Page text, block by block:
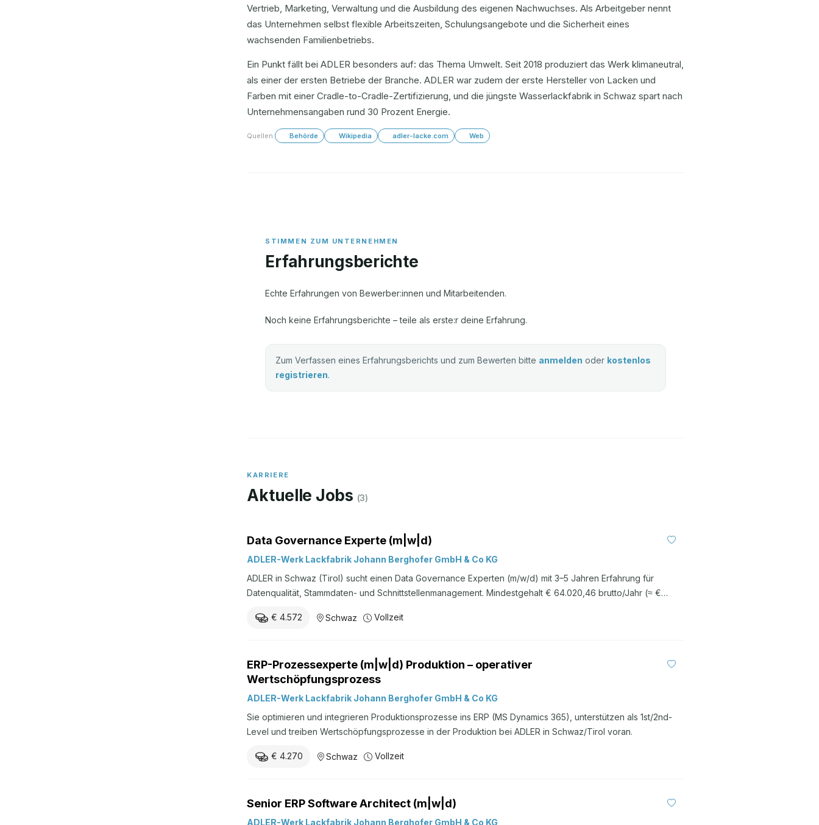
Vertrieb, Marketing, Verwaltung und die Ausbildung des eigenen Nachwuchses. Als Arbeitgeber nennt
das Unternehmen selbst flexible Arbeitszeiten, Schulungsangebote und die Sicherheit eines
wachsenden Familienbetriebs.
Ein Punkt fällt bei ADLER besonders auf: das Thema Umwelt. Seit 2018 produziert das Werk klimaneutral,
als einer der ersten Betriebe der Branche. ADLER war zudem der erste Hersteller von Lacken und
Farben mit einer Cradle-to-Cradle-Zertifizierung, und die jüngste Wasserlackfabrik in Schwaz spart nach
Unternehmensangaben rund 30 Prozent Energie.
Quellen: Behörde Wikipedia adler-lacke.com Web
Erfahrungsberichte
Echte Erfahrungen von Bewerber:innen und Mitarbeitenden.
Noch keine Erfahrungsberichte – teile als erste:r deine Erfahrung.
Zum Verfassen eines Erfahrungsberichts und zum Bewerten bitte anmelden oder kostenlos
registrieren.
KARRIERE
Aktuelle Jobs (3)
Data Governance Experte (m|w|d)
ADLER-Werk Lackfabrik Johann Berghofer GmbH & Co KG
ADLER in Schwaz (Tirol) sucht einen Data Governance Experten (m/w/d) mit 3–5 Jahren Erfahrung für
Datenqualität, Stammdaten- und Schnittstellenmanagement. Mindestgehalt € 64.020,46 brutto/Jahr (≈ €
€ 4.572
Schwaz Vollzeit
ERP-Prozessexperte (m|w|d) Produktion – operativer
Wertschöpfungsprozess
ADLER-Werk Lackfabrik Johann Berghofer GmbH & Co KG
Sie optimieren und integrieren Produktionsprozesse ins ERP (MS Dynamics 365), unterstützen als 1st/2nd-
Level und treiben Wertschöpfungsprozesse in der Produktion bei ADLER in Schwaz/Tirol voran.
€ 4.270 Schwaz Vollzeit
Senior ERP Software Architect (m|w|d)
ADLER-Werk Lackfabrik Johann Berghofer GmbH & Co KG